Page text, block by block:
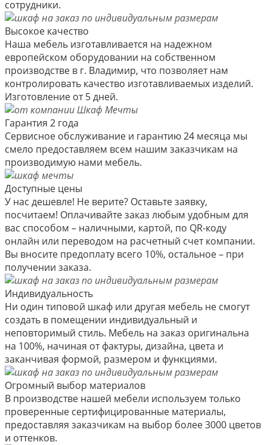
сотрудники.
Высокое качество
Наша мебель изготавливается на надежном
европейском оборудовании на собственном
производстве в г. Владимир, что позволяет нам
контролировать качество изготавливаемых изделий.
Изготовление от 5 дней.
Гарантия 2 года
Сервисное обслуживание и гарантию 24 месяца мы
смело предоставляем всем нашим заказчикам на
производимую нами мебель.
Доступные цены
У нас дешевле! Не верите? Оставьте заявку,
посчитаем! Оплачивайте заказ любым удобным для
вас способом – наличными, картой, по QR-коду
онлайн или переводом на расчетный счет компании.
Вы вносите предоплату всего 10%, остальное – при
получении заказа.
Индивидуальность
Ни один типовой шкаф или другая мебель не смогут
создать в помещении индивидуальный и
неповторимый стиль. Мебель на заказ оригинальна
на 100%, начиная от фактуры, дизайна, цвета и
заканчивая формой, размером и функциями.
Огромный выбор материалов
В производстве нашей мебели используем только
проверенные сертифицированные материалы,
предоставляя заказчикам на выбор более 3000 цветов
и оттенков.